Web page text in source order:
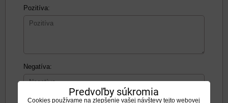
Pozitíva:
Negatíva:
Predvoľby súkromia
Cookies používame na zlepšenie vašej návštevy tejto webovej